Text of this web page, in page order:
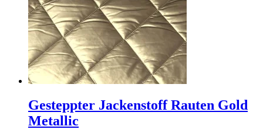
Gesteppter Jackenstoff Rauten Gold
Metallic